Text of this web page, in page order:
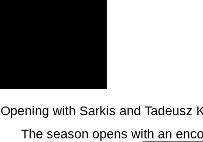
Opening with Sarkis and Tadeusz
The season opens with an